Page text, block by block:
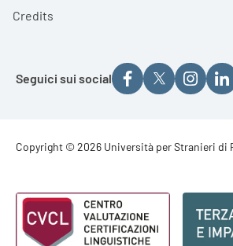
Credits
Seguici sui social
Footer - Copyright
Copyright © 2026 Università per Stranieri di
Footer - Loghi